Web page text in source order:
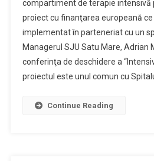
compartiment de terapie intensivă
proiect cu finanţarea europeană
implementat în parteneriat cu un
Managerul SJU Satu Mare, Adrian
conferinţa de deschidere a
proiectul este unul comun cu
Continue Reading